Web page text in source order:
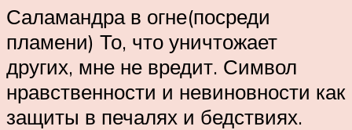
Саламандра в огне(посреди
пламени) То, что уничтожает
других, мне не вредит. Символ
нравственности и невиновности как
защиты в печалях и бедствиях.